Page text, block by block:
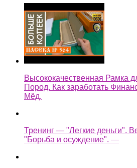
Высококачественная Рамка
Пород. Как заработать
Мёд.
Тренинг — "Легкие деньги".
"Борьба и осуждение". —